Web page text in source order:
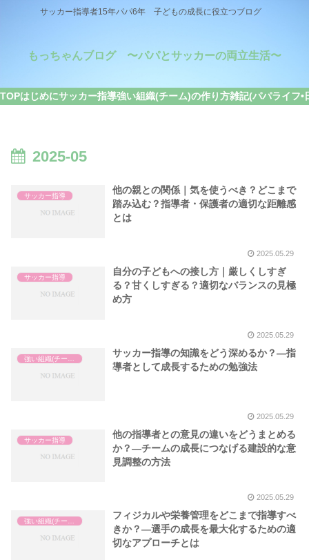
サッカー指導者15年パパ6年 子どもの成長に役立つブログ
もっちゃんブログ 〜パパとサッカーの両立生活〜
TOPはじめにサッカー指導強い組織(チーム)の作り方雑記(パパライフ•
2025-05
サッカー指導
他の親との関係｜気を使うべき？どこまで
踏み込む？指導者・保護者の適切な距離感
とは
2025.05.29
サッカー指導
自分の子どもへの接し方｜厳しくしすぎ
る？甘くしすぎる？適切なバランスの見極
め方
2025.05.29
サッカー指導の知識をどう深めるか？—指
導者として成長するための勉強法
2025.05.29
サッカー指導
他の指導者との意見の違いをどうまとめる
か？—チームの成長につなげる建設的な意
見調整の方法
2025.05.29
強い組織(チーム)の作り方
フィジカルや栄養管理をどこまで指導すべ
きか？—選手の成長を最大化するための適
切なアプローチとは